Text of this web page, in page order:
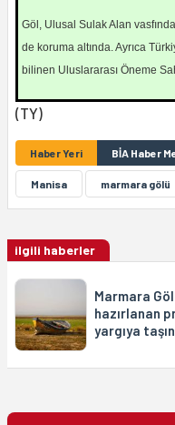
Göl, Ulusal Sulak Alan
de koruma altında. Ayrıca
bilinen Uluslararası Öneme
(TY)
Haber Yeri BİA Haber
Manisa marmara gölü
ilgili haberler
Marmara
hazırlanan
yargıya